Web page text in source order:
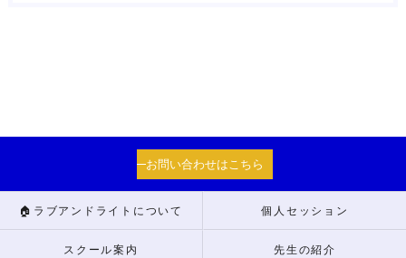
お問い合わせはこちら
🏠ラブアンドライトについて 個人セッション
スクール案内 先生の紹介